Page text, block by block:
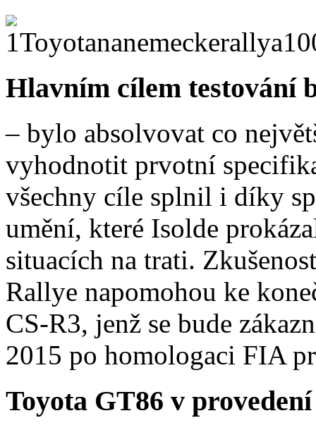
Hlavním cílem testování
– bylo absolvovat co
vyhodnotit prvotní
všechny cíle splnil i díky
umění, které Isolde
situacích na trati.
Rallye napomohou ke
CS-R3, jenž se bude
2015 po homologaci FIA
Toyota GT86 v